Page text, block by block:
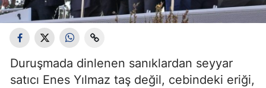
Duruşmada dinlenen sanıklardan seyyar
satıcı Enes Yılmaz taş değil, cebindeki eriği,